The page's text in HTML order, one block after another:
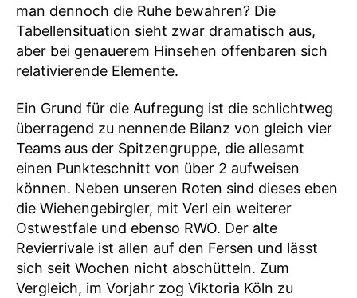
man dennoch die Ruhe bewahren? Die
Tabellensituation sieht zwar dramatisch aus,
aber bei genauerem Hinsehen offenbaren sich
relativierende Elemente.
Ein Grund für die Aufregung ist die schlichtweg
überragend zu nennende Bilanz von gleich vier
Teams aus der Spitzengruppe, die allesamt
einen Punkteschnitt von über 2 aufweisen
können. Neben unseren Roten sind dieses eben
die Wiehengebirgler, mit Verl ein weiterer
Ostwestfale und ebenso RWO. Der alte
Revierrivale ist allen auf den Fersen und lässt
sich seit Wochen nicht abschütteln. Zum
Vergleich, im Vorjahr zog Viktoria Köln zu